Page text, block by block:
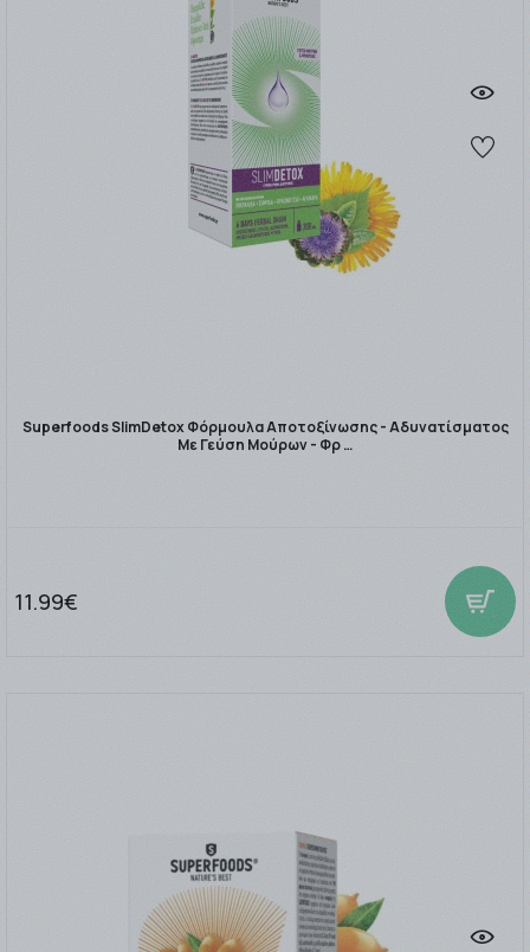
Superfoods SlimDetox Φόρμουλα Αποτοξίνωσης - Αδυνατίσματος
Με Γεύση Μούρων - Φρ …
11.99€